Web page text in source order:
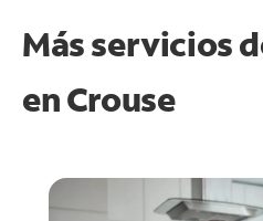
Más servicios
enCrouse